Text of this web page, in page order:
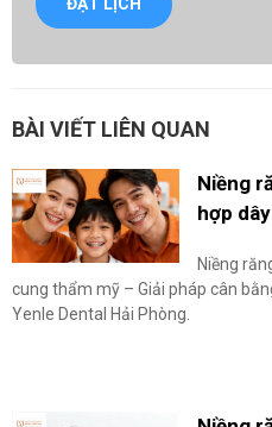
BÀI VIẾT LIÊN QUAN
Niềng
hợp
Niềng
cung thẩm mỹ – Giải pháp cân
Yenle Dental Hải Phòng.